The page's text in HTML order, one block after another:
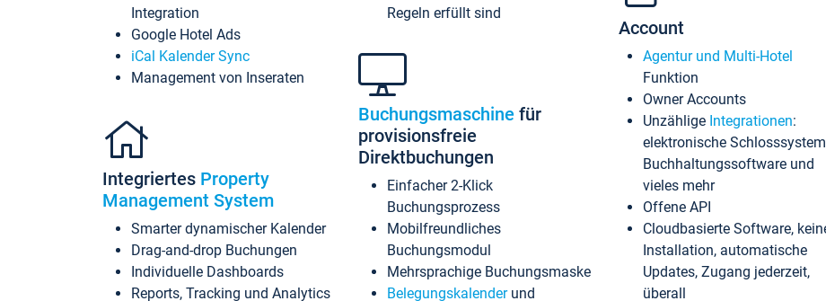
Integration
Google Hotel Ads
iCal Kalender Sync
Management von Inseraten
Integriertes Property
Management System
Smarter dynamischer Kalender
Drag-and-drop Buchungen
Individuelle Dashboards
Reports, Tracking und Analytics
Regeln erfüllt sind
Buchungsmaschine für
provisionsfreie
Direktbuchungen
Einfacher 2-Klick
Buchungsprozess
Mobilfreundliches
Buchungsmodul
Mehrsprachige Buchungsmaske
Belegungskalenderund
Account
Agentur und Multi-Hotel
Funktion
Owner Accounts
Unzählige Integrationen:
elektronische
Buchhaltungssoftware und
vieles mehr
Offene API
Cloudbasierte Software,
Installation, automatische
Updates, Zugang jederzeit,
überall